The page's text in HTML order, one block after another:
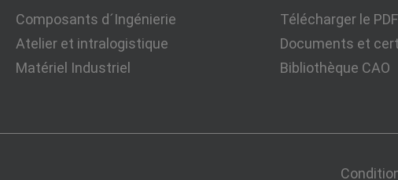
Composants d´Ingénierie
Atelier et intralogistique
Matériel Industriel
Télécharger le PDF
Documents et
Bibliothèque CAO